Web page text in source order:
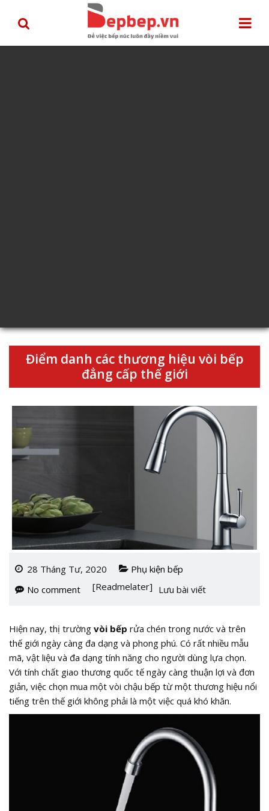
Điểm danh các thương hiệu vòi bếp
đẳng cấp thế giới
28 Tháng Tư, 2020
Phụ kiện bếp
No comment
[Readmelater] Lưu bài viết
Hiện nay, thị trường vòi bếp rửa chén trong nước và trên
thế giới ngày càng đa dạng và phong phú. Có rất nhiều mẫu
mã, vật liệu và đa dạng tính năng cho người dùng lựa chọn.
Với tính chất giao thương quốc tế ngày càng thuận lợi và đơn
giản, việc chọn mua một vòi chậu bếp từ một thương hiệu nổi
tiếng trên thế giới không phải là một việc quá khó khăn.